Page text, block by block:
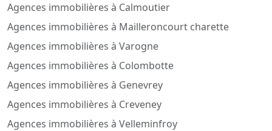
Agences immobilières à Calmoutier
Agences immobilières à Mailleroncourt charette
Agences immobilières à Varogne
Agences immobilières à Colombotte
Agences immobilières à Genevrey
Agences immobilières à Creveney
Agences immobilières à Velleminfroy